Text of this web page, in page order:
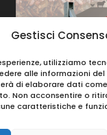
Gestisci
utilizziamo
alle informazioni
di elaborare dati
Non acconsentire o
caratteristiche e